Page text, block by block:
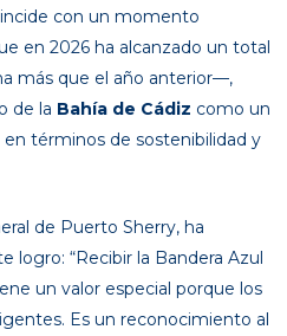
con un momento
en 2026 ha alcanzado un total
más que el año anterior—,
de la Bahía de Cádiz como un
términos de sostenibilidad y
de Puerto Sherry, ha
logro: “Recibir la Bandera Azul
un valor especial porque los
Es un reconocimiento al